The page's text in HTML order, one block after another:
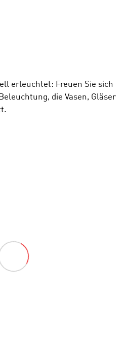
erleuchtet: Freuen Sie sich
die Vasen, Gläser